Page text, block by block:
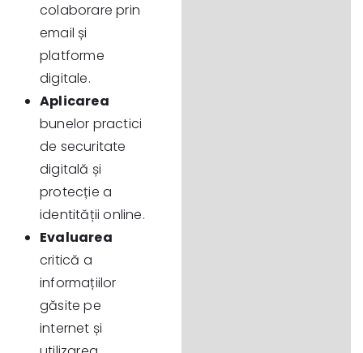
colaborare prin
email și
platforme
digitale.
Aplicarea
bunelor practici
de securitate
digitală și
protecție a
identității online.
Evaluarea
critică a
informațiilor
găsite pe
internet și